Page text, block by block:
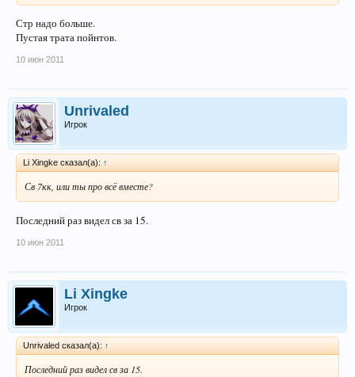
Стр надо больше.
Пустая трата пойнтов.
10 июн 2011
Unrivaled
Игрок
Li Xingke сказал(а): ↑
Св 7кк, или ты про всё вместе?
Последний раз видел св за 15.
10 июн 2011
Li Xingke
Игрок
Unrivaled сказал(а): ↑
Последний раз видел св за 15.